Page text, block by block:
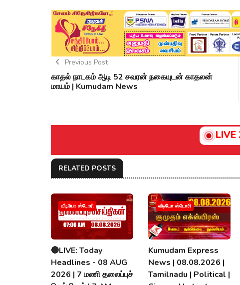
Previous Post
காதல் நாடகம் ஆடி 52 சவரன் நகையுடன் காதலன்
மாயம் | Kumudam News
LIVE
RELATED POSTS
வீடியோ ஸ்டோரி
🔴LIVE: Today
Headlines - 08 AUG
2026 | 7 மணி தலைப்புச்
வீடியோ ஸ்டோரி
Kumudam Express
News | 08.08.2026 |
Tamilnadu | Political |